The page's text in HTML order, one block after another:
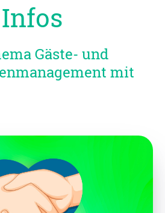
Gäste- und
mit